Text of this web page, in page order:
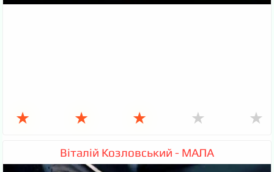
★ ★ ★ ★ ★
Віталій Козловський - МАЛА